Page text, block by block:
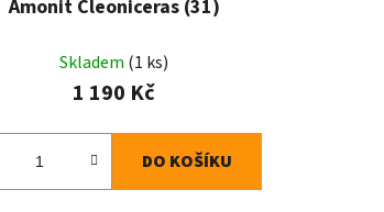
Amonit Cleoniceras (31)
Skladem (1 ks)
1 190 Kč
DO KOŠÍKU